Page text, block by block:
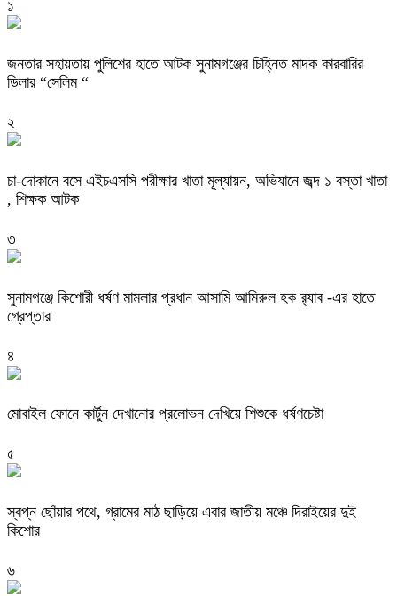
১
জনতার সহায়তায় পুলিশের হাতে আটক সুনামগঞ্জের চিহ্নিত মাদক কারবারির
ডিলার “সেলিম “
২
চা-দোকানে বসে এইচএসসি পরীক্ষার খাতা মূল্যায়ন, অভিযানে জব্দ ১ বস্তা খাতা
, শিক্ষক আটক
৩
‎সুনামগঞ্জে কিশোরী ধর্ষণ মামলার প্রধান আসামি আমিরুল হক র‌্যাব -এর হাতে
গ্রেপ্তার
৪
মোবাইল ফোনে কার্টুন দেখানোর প্রলোভন দেখিয়ে শিশুকে ধর্ষণচেষ্টা
৫
স্বপ্ন ছোঁয়ার পথে, গ্রামের মাঠ ছাড়িয়ে এবার জাতীয় মঞ্চে দিরাইয়ের দুই
কিশোর
৬